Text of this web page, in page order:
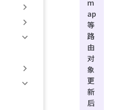
m
ap
等
路
由
对
象
更
新
后